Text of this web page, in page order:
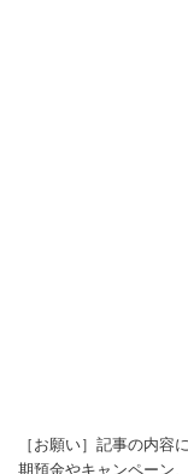
［お願い］記事の内容
期預金やキャンペーン